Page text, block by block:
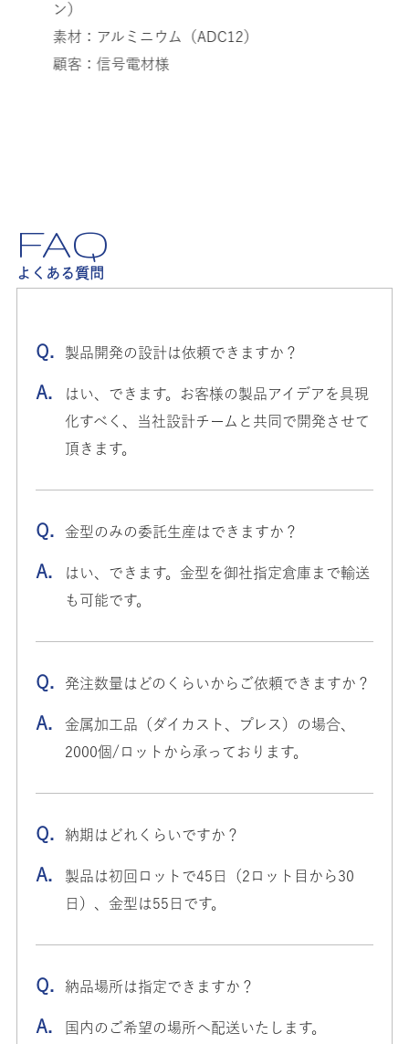
ン）
素材：アルミニウム（ADC12）
顧客：信号電材様
FAQ
よくある質問
製品開発の設計は依頼できますか？​
はい、できます。お客様の製品アイデアを具現
化すべく、当社設計チームと共同で開発させて
頂きます。​
金型のみの委託生産はできますか？​
はい、できます。金型を御社指定倉庫まで輸送
も可能です。​
発注数量はどのくらいからご依頼できますか？​
金属加工品（ダイカスト、プレス）の場合、
2000個/ロットから承っております。​
納期はどれくらいですか？​
製品は初回ロットで45日（2ロット目から30
日）、金型は55日です。
納品場所は指定できますか？​
国内のご希望の場所へ配送いたします。​​